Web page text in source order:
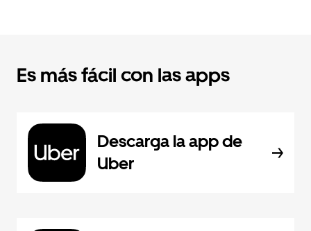
Es más fácil con las apps
Descarga la app de
Uber